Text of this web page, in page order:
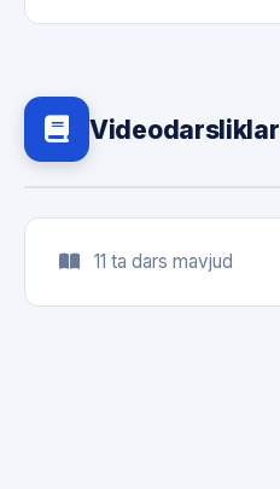
Videodarsliklar
11 ta dars mavjud